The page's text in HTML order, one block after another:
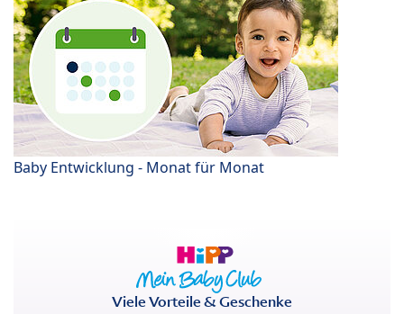
Baby Entwicklung - Monat für Monat
Viele Vorteile & Geschenke